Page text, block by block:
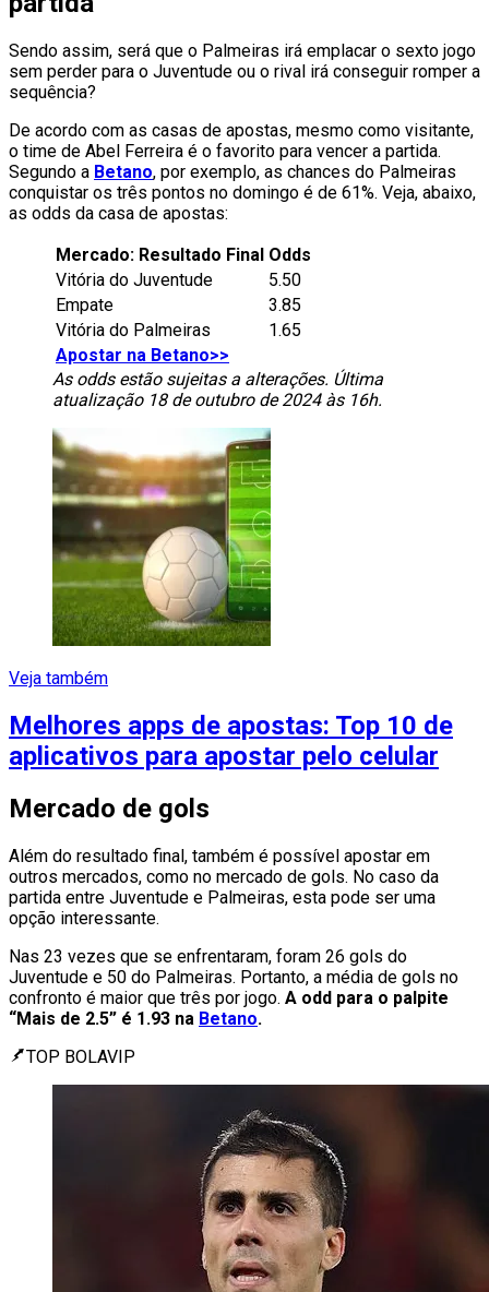
Sendo assim, será que o Palmeiras irá emplacar o sexto jogo
sem perder para o Juventude ou o rival irá conseguir romper a
sequência?
De acordo com as casas de apostas, mesmo como visitante,
o time de Abel Ferreira é o favorito para vencer a partida.
Segundo a Betano, por exemplo, as chances do Palmeiras
conquistar os três pontos no domingo é de 61%. Veja, abaixo,
as odds da casa de apostas:
Mercado: Resultado Final Odds
Vitória do Juventude
5.50
Empate
3.85
Vitória do Palmeiras
1.65
Apostar na Betano>>
As odds estão sujeitas a alterações. Última
atualização 18 de outubro de 2024 às 16h.
Veja também
Melhores apps de apostas: Top 10 de
aplicativos para apostar pelo celular
Mercado de gols
Além do resultado final, também é possível apostar em
outros mercados, como no mercado de gols. No caso da
partida entre Juventude e Palmeiras, esta pode ser uma
opção interessante.
Nas 23 vezes que se enfrentaram, foram 26 gols do
Juventude e 50 do Palmeiras. Portanto, a média de gols no
confronto é maior que três por jogo. A odd para o palpite
“Mais de 2.5” é 1.93 na Betano.
TOP BOLAVIP